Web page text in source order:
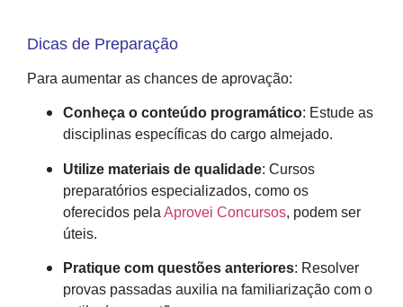
Dicas de Preparação
Para aumentar as chances de aprovação:
Conheça o conteúdo programático: Estude as
disciplinas específicas do cargo almejado.
Utilize materiais de qualidade: Cursos
preparatórios especializados, como os
oferecidos pela Aprovei Concursos, podem ser
úteis.
Pratique com questões anteriores: Resolver
provas passadas auxilia na familiarização com o